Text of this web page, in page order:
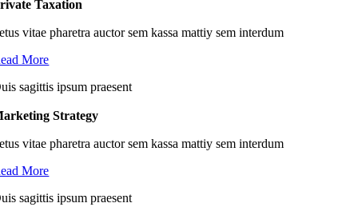
Taxation
vitae pharetra auctor sem kassa mattiy sem interdum
More
sagittis ipsum praesent
Strategy
vitae pharetra auctor sem kassa mattiy sem interdum
More
sagittis ipsum praesent